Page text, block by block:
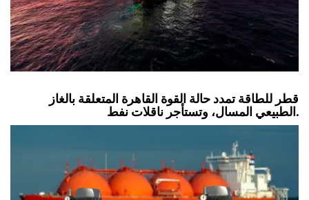
قطر للطاقة تمدد حالة القوة القاهرة المتعلقة بالغاز
الطبيعي المسال، وتستأجر ناقلات نفط.